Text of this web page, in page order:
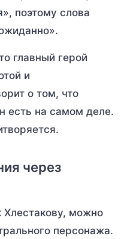
поэтому слова
главный герой
и
о том, что
есть на самом деле.
через
Хлестакову, можно
персонажа.